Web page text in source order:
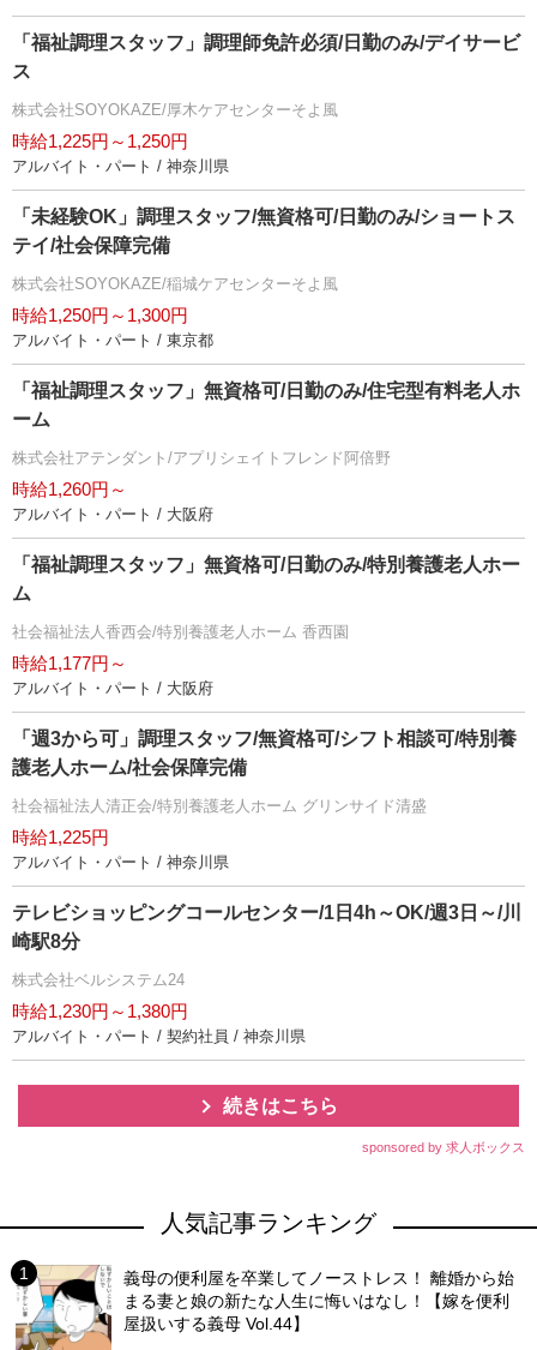
「福祉調理スタッフ」調理師免許必須/日勤のみ/デイサービ
ス
株式会社SOYOKAZE/厚木ケアセンターそよ風
時給1,225円～1,250円
アルバイト・パート / 神奈川県
「未経験OK」調理スタッフ/無資格可/日勤のみ/ショートス
テイ/社会保障完備
株式会社SOYOKAZE/稲城ケアセンターそよ風
時給1,250円～1,300円
アルバイト・パート / 東京都
「福祉調理スタッフ」無資格可/日勤のみ/住宅型有料老人ホ
ーム
株式会社アテンダント/アプリシェイトフレンド阿倍野
時給1,260円～
アルバイト・パート / 大阪府
「福祉調理スタッフ」無資格可/日勤のみ/特別養護老人ホー
ム
社会福祉法人香西会/特別養護老人ホーム 香西園
時給1,177円～
アルバイト・パート / 大阪府
「週3から可」調理スタッフ/無資格可/シフト相談可/特別養
護老人ホーム/社会保障完備
社会福祉法人清正会/特別養護老人ホーム グリンサイド清盛
時給1,225円
アルバイト・パート / 神奈川県
テレビショッピングコールセンター/1日4h～OK/週3日～/川
崎駅8分
株式会社ベルシステム24
時給1,230円～1,380円
アルバイト・パート / 契約社員 / 神奈川県
続きはこちら
sponsored by 求人ボックス
人気記事ランキング
義母の便利屋を卒業してノーストレス！ 離婚から始
まる妻と娘の新たな人生に悔いはなし！【嫁を便利
屋扱いする義母 Vol.44】